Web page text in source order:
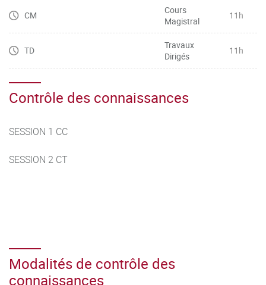
CM
Cours
Magistral
11h
TD
Travaux
Dirigés
11h
Contrôle des connaissances
SESSION 1 CC
SESSION 2 CT
Modalités de contrôle des
connaissances